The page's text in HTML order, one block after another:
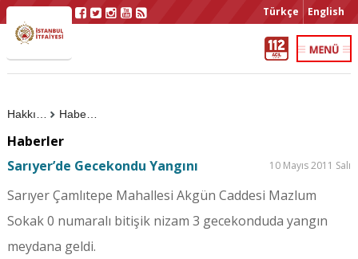
Türkçe English
Haberler
Haberler
Sarıyer’de Gecekondu Yangını
10 Mayıs 2011 Salı
Sarıyer Çamlıtepe Mahallesi Akgün Caddesi Mazlum
Sokak 0 numaralı bitişik nizam 3 gecekonduda yangın
meydana geldi.